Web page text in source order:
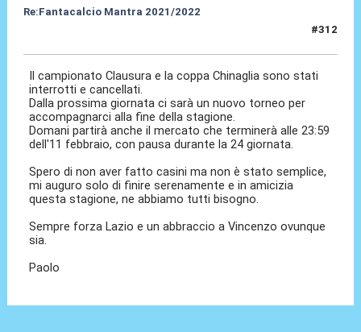
Re:Fantacalcio Mantra 2021/2022
#312
Il campionato Clausura e la coppa Chinaglia sono stati
interrotti e cancellati.
Dalla prossima giornata ci sarà un nuovo torneo per
accompagnarci alla fine della stagione.
Domani partirà anche il mercato che terminerà alle 23:59
dell'11 febbraio, con pausa durante la 24 giornata.
Spero di non aver fatto casini ma non è stato semplice,
mi auguro solo di finire serenamente e in amicizia
questa stagione, ne abbiamo tutti bisogno.
Sempre forza Lazio e un abbraccio a Vincenzo ovunque
sia.
Paolo